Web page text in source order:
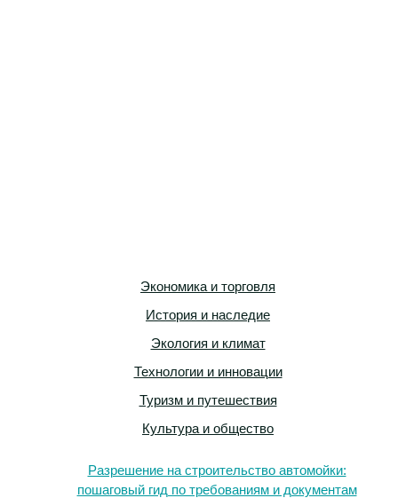
Экономика и торговля
История и наследие
Экология и климат
Технологии и инновации
Туризм и путешествия
Культура и общество
Разрешение на строительство автомойки:
пошаговый гид по требованиям и документам